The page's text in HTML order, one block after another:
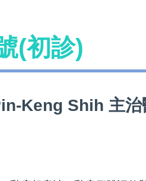
(初診)
Keng Shih 主治